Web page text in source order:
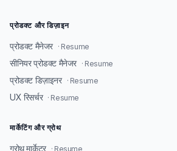
प्रोडक्ट और डिज़ाइन
प्रोडक्ट मैनेजर · Resume
सीनियर प्रोडक्ट मैनेजर · Resume
प्रोडक्ट डिज़ाइनर · Resume
UX रिसर्चर · Resume
मार्केटिंग और ग्रोथ
ग्रोथ मार्केटर · Resume